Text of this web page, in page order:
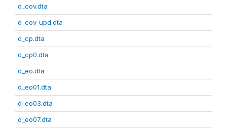
d_cov.dta
d_cov_upd.dta
d_cp.dta
d_cp0.dta
d_eo.dta
d_eo01.dta
d_eo03.dta
d_eo07.dta